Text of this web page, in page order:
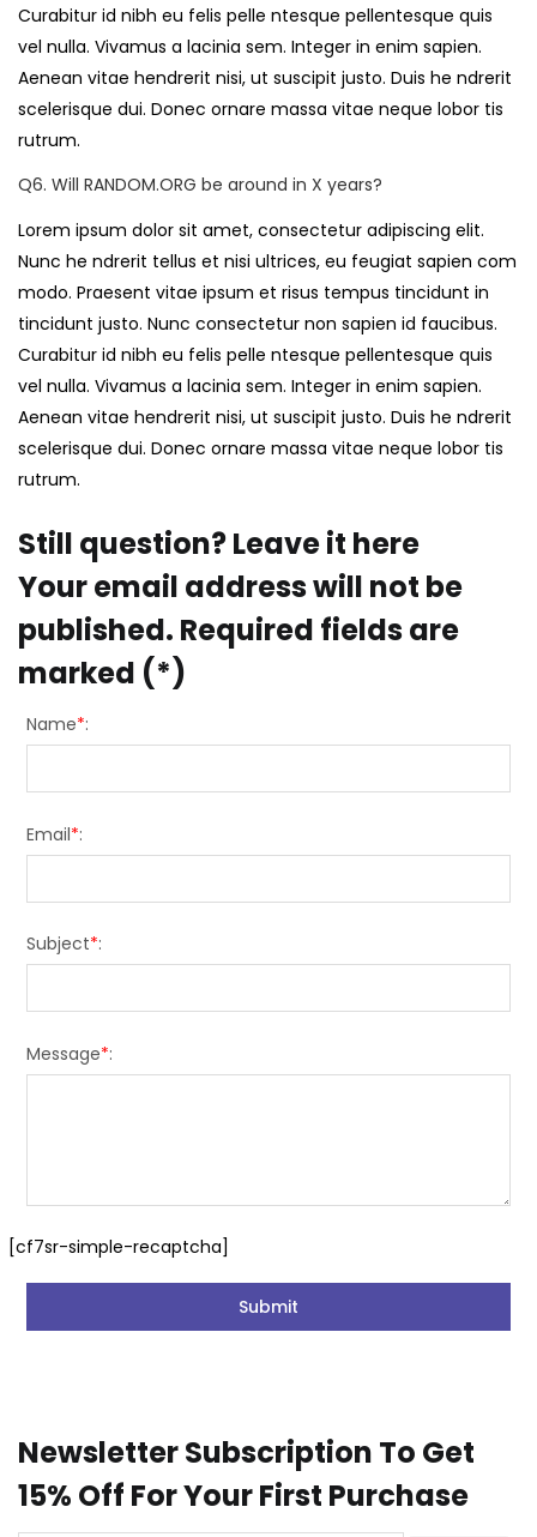
Curabitur id nibh eu felis pelle ntesque pellentesque quis
vel nulla. Vivamus a lacinia sem. Integer in enim sapien.
Aenean vitae hendrerit nisi, ut suscipit justo. Duis he ndrerit
scelerisque dui. Donec ornare massa vitae neque lobor tis
rutrum.
Q6. Will RANDOM.ORG be around in X years?
Lorem ipsum dolor sit amet, consectetur adipiscing elit.
Nunc he ndrerit tellus et nisi ultrices, eu feugiat sapien com
modo. Praesent vitae ipsum et risus tempus tincidunt in
tincidunt justo. Nunc consectetur non sapien id faucibus.
Curabitur id nibh eu felis pelle ntesque pellentesque quis
vel nulla. Vivamus a lacinia sem. Integer in enim sapien.
Aenean vitae hendrerit nisi, ut suscipit justo. Duis he ndrerit
scelerisque dui. Donec ornare massa vitae neque lobor tis
rutrum.
Still question? Leave it here
Your email address will not be
published. Required fields are
marked (*)
Name*:
Email*:
Subject*:
Message*:
[cf7sr-simple-recaptcha]
Newsletter Subscription To Get
15% Off For Your First Purchase